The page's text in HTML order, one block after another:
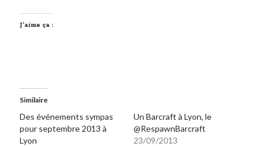
J’aime ça :
Similaire
Des événements sympas
pour septembre 2013 à
Lyon
Un Barcraft à Lyon, le
@RespawnBarcraft
23/09/2013